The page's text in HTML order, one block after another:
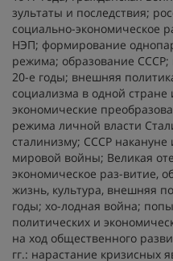
зультаты и последствия;
социально-экономическое
НЭП; формирование
режима; образование СССР;
20-е годы; внешняя
социализма в одной стране
экономические
режима личной власти
сталинизму; СССР
мировой войны; Великая
экономическое раз-витие,
жизнь, культура, внешняя
годы; хо-лодная война;
политических и
на ход общественного
гг.: нарастание кризисных